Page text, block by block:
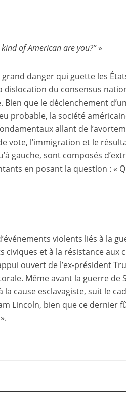
of American are you?”»
danger qui guette les
dislocation du consensus
que le déclenchement
probable, la société
allant de
vote, l’immigration et le
gauche, sont composés
en posant la question : «
violents liés à la
civiques et à la résistance aux
ouvert de l’ex-président
Même avant la guerre de
la cause esclavagiste, suit le
Lincoln, bien que ce dernier